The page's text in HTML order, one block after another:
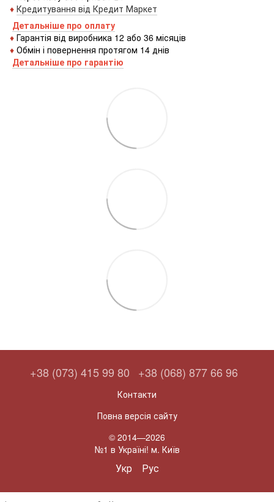
♦ Кредитування від Кредит Маркет
Детальніше про оплату
♦ Гарантія від виробника 12 або 36 місяців
♦ Обмін і повернення протягом 14 днів
Детальніше про гарантію
+38 (073) 415 99 80 +38 (068) 877 66 96
Контакти
Повна версія сайту
© 2014—2026
№1 в Україні! м. Київ
Укр Рус